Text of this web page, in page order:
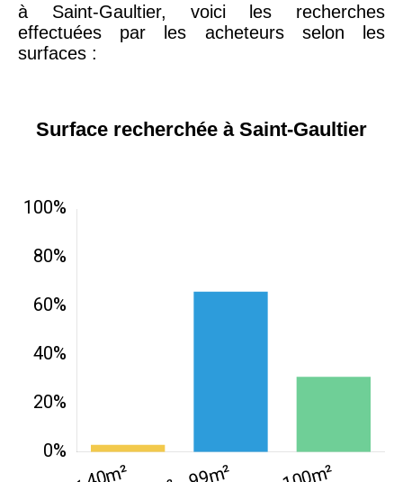
à Saint-Gaultier, voici les recherches
effectuées par les acheteurs selon les
surfaces :
Surface recherchée à Saint-Gaultier